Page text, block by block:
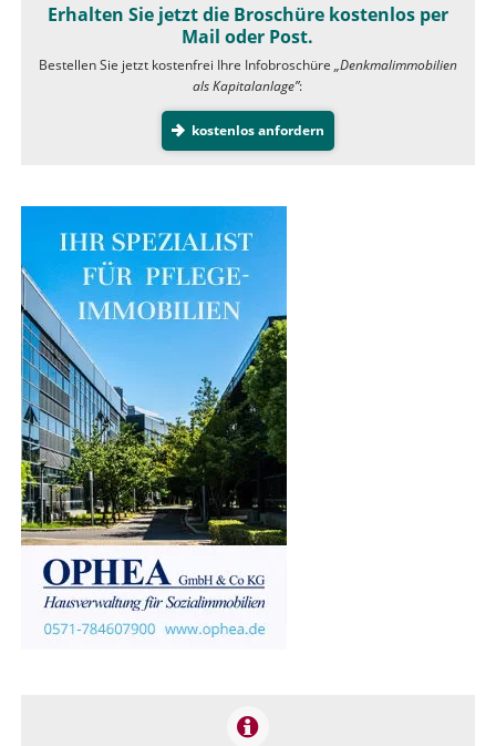
Erhalten Sie jetzt die Broschüre kostenlos per
Mail oder Post.
Bestellen Sie jetzt kostenfrei Ihre Infobroschüre „Denkmalimmobilien
als Kapitalanlage”:
kostenlos anfordern